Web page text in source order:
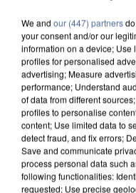
We and our (447) partners
your consent and/or our
information on a device; Use
profiles for personalised
advertising; Measure
performance; Understand
of data from different
profiles to personalise
content; Use limited data to
detect fraud, and fix errors;
Save and communicate
process personal data such
following functionalities:
requested; Use precise